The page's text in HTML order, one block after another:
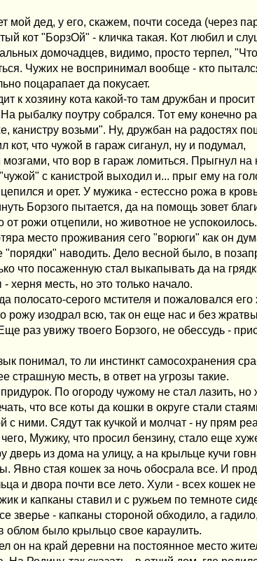
мой дед, у его, скажем, почти соседа (через
кот "БорзОй" - кличка такая. Кот любил и
домочадцев, видимо, просто терпел, "Что
Чужих не воспринимал вообще - кто
поцарапает да покусает.
к хозяину кота какой-то там дружбан и просит
рыбалку поутру собрался. Тот ему конечно
канистру возьми". Ну, дружбан на радостях
кот, что чужой в гараж сиганул, ну и подумал,
что вор в гараж ломиться. Прыгнул на
с канистрой выходил и... прыг ему на
и орет. У мужика - естессно рожа в
Борзого пытается, да на помощь зовет
от рожи отцепили, но животное не успокоилось.
место проживания сего "ворюги" как он
"порядки" наводить. Дело весной было, в
что посаженную стал выкапывать да на
херня месть, но это только начало.
полосато-серого мстителя и пожаловался его
рожу изодрал всю, так он еще нас и без жратвы
раз увижу твоего Борзого, не обессудь -
понимал, то ли инстинкт самосохранения
страшную месть, в ответ на угрозы такие.
По огороду чужому не стал лазить, но
что все коты да кошки в округе стали
с ними. Сядут так кучкой и молчат - ну прям
Мужику, что просил бензину, стало еще
дверь из дома на улицу, а на крыльце кучи
Явно стая кошек за ночь обосрала все. И
и двора почти все лето. Хули - всех кошек не
и капканы ставил и с ружьем по темноте
зверье - капканы стороной обходило, а
облом было крыльцо свое караулить.
он на край деревни на постоянное место